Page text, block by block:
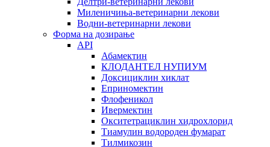
Миленичиња-ветеринарни лекови
Водни-ветеринарни лекови
Форма на дозирање
API
Абамектин
КЛОДАНТЕЛ НУПИУМ
Доксициклин хиклат
Еприномектин
Флофеникол
Ивермектин
Окситетрациклин хидрохлорид
Тиамулин водороден фумарат
Тилмикозин